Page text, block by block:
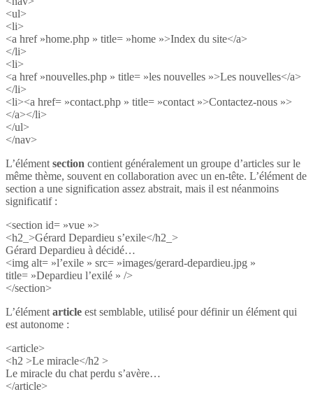
<ul>
<li>
<a href »home.php » title= »home »>Index du site</a>
</li>
<li>
<a href »nouvelles.php » title= »les nouvelles »>Les nouvelles</a>
</li>
<li><a href= »contact.php » title= »contact »>Contactez-nous »>
</a></li>
</ul>
</nav>
L’élément section contient généralement un groupe d’articles sur le
même thème, souvent en collaboration avec un en-tête. L’élément de
section a une signification assez abstrait, mais il est néanmoins
significatif :
<section id= »vue »>
<h2_>Gérard Depardieu s’exile</h2_>
Gérard Depardieu à décidé…
<img alt= »l’exile » src= »images/gerard-depardieu.jpg »
title= »Depardieu l’exilé » />
</section>
L’élément article est semblable, utilisé pour définir un élément qui
est autonome :
<article>
<h2 >Le miracle</h2 >
Le miracle du chat perdu s’avère…
</article>